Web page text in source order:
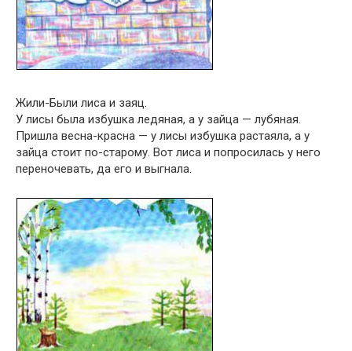
Жили-Были лиса и заяц.
У лисы была избушка ледяная, а у зайца — лубяная.
Пришла весна-красна — у лисы избушка растаяла, а у
зайца стоит по-старому. Вот лиса и попросилась у него
переночевать, да его и выгнала.